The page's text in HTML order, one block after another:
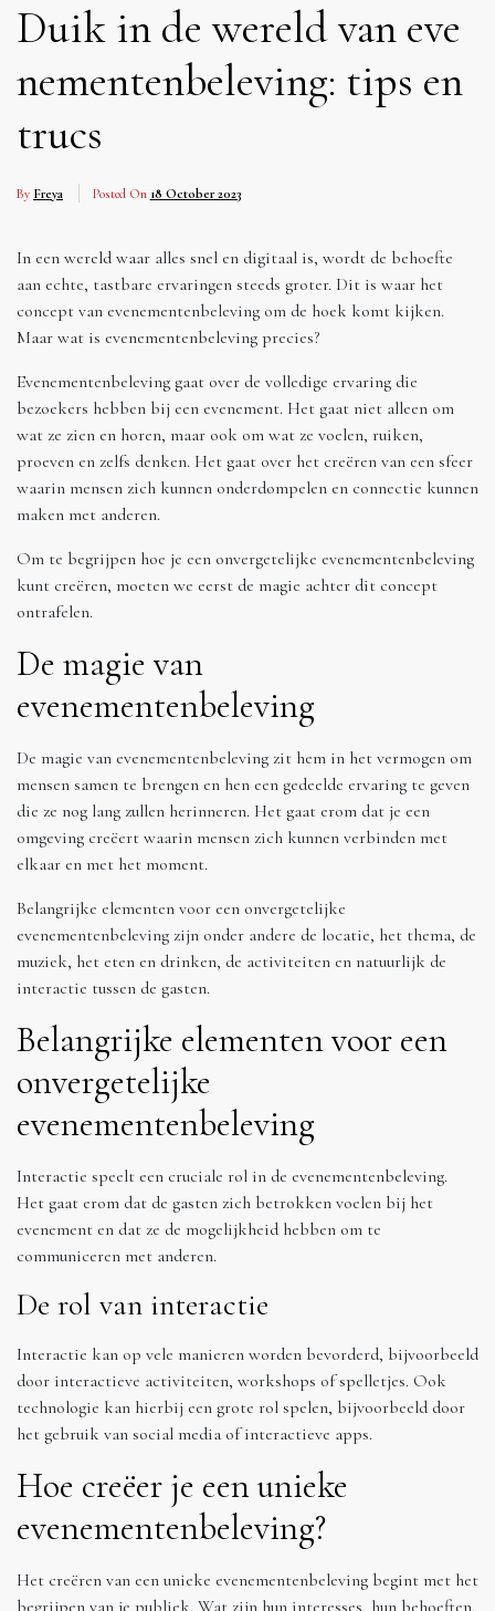
Duik in de wereld van eve
nementenbeleving: tips en
trucs
By Freya Posted On 18 October 2023
In een wereld waar alles snel en digitaal is, wordt de behoefte
aan echte, tastbare ervaringen steeds groter. Dit is waar het
concept van evenementenbeleving om de hoek komt kijken.
Maar wat is evenementenbeleving precies?
Evenementenbeleving gaat over de volledige ervaring die
bezoekers hebben bij een evenement. Het gaat niet alleen om
wat ze zien en horen, maar ook om wat ze voelen, ruiken,
proeven en zelfs denken. Het gaat over het creëren van een sfeer
waarin mensen zich kunnen onderdompelen en connectie kunnen
maken met anderen.
Om te begrijpen hoe je een onvergetelijke evenementenbeleving
kunt creëren, moeten we eerst de magie achter dit concept
ontrafelen.
De magie van
evenementenbeleving
De magie van evenementenbeleving zit hem in het vermogen om
mensen samen te brengen en hen een gedeelde ervaring te geven
die ze nog lang zullen herinneren. Het gaat erom dat je een
omgeving creëert waarin mensen zich kunnen verbinden met
elkaar en met het moment.
Belangrijke elementen voor een onvergetelijke
evenementenbeleving zijn onder andere de locatie, het thema, de
muziek, het eten en drinken, de activiteiten en natuurlijk de
interactie tussen de gasten.
Belangrijke elementen voor een
onvergetelijke
evenementenbeleving
Interactie speelt een cruciale rol in de evenementenbeleving.
Het gaat erom dat de gasten zich betrokken voelen bij het
evenement en dat ze de mogelijkheid hebben om te
communiceren met anderen.
De rol van interactie
Interactie kan op vele manieren worden bevorderd, bijvoorbeeld
door interactieve activiteiten, workshops of spelletjes. Ook
technologie kan hierbij een grote rol spelen, bijvoorbeeld door
het gebruik van social media of interactieve apps.
Hoe creëer je een unieke
evenementenbeleving?
Het creëren van een unieke evenementenbeleving begint met het
begrijpen van je publiek. Wat zijn hun interesses, hun behoeften,